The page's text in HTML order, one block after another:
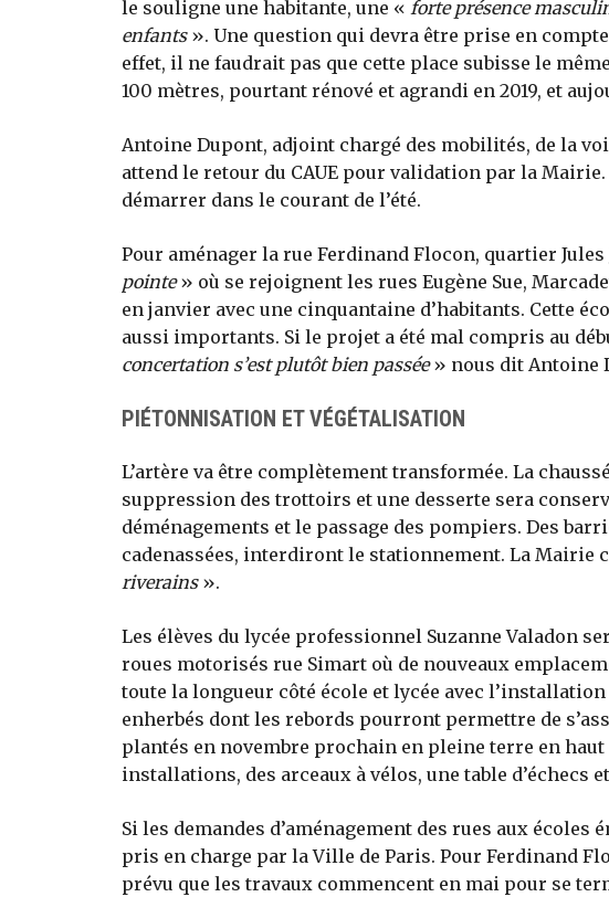
le souligne une habitante, une « forte présence
enfants». Une question qui devra être prise en
effet, il ne faudrait pas que cette place subisse le
100 mètres, pourtant rénové et agrandi en 2019, et
Antoine Dupont, adjoint chargé des mobilités, de la
attend le retour du CAUE pour validation par la
démarrer dans le courant de l’été.
Pour aménager la rue Ferdinand Flocon, quartier
pointe» où se rejoignent les rues Eugène Sue,
en janvier avec une cinquantaine d’habitants. Cette
aussi importants. Si le projet a été mal compris au
concertation s’est plutôt bien passée» nous dit Antoine
PIÉTONNISATION ET VÉGÉTALISATION
L’artère va être complètement transformée. La
suppression des trottoirs et une desserte sera
déménagements et le passage des pompiers. Des
cadenassées, interdiront le stationnement. La Mairie
riverains».
Les élèves du lycée professionnel Suzanne Valadon
roues motorisés rue Simart où de nouveaux
toute la longueur côté école et lycée avec
enherbés dont les rebords pourront permettre de
plantés en novembre prochain en pleine terre en haut
installations, des arceaux à vélos, une table d’échecs
Si les demandes d’aménagement des rues aux
pris en charge par la Ville de Paris. Pour Ferdinand
prévu que les travaux commencent en mai pour se